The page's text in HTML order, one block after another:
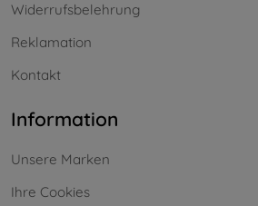
Widerrufsbelehrung
Reklamation
Kontakt
Information
Unsere Marken
Ihre Cookies